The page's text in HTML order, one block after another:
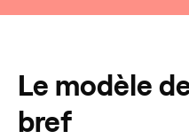
Le modèle
bref